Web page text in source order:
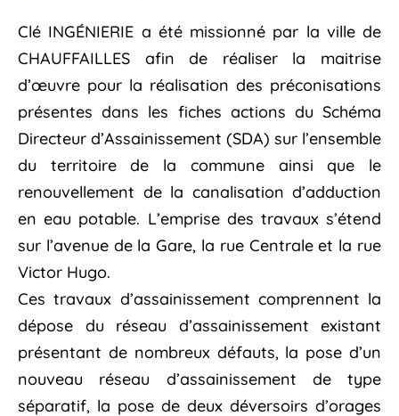
Clé INGÉNIERIE a été missionné par la ville de
CHAUFFAILLES afin de réaliser la maitrise
d’œuvre pour la réalisation des préconisations
présentes dans les fiches actions du Schéma
Directeur d’Assainissement (SDA) sur l’ensemble
du territoire de la commune ainsi que le
renouvellement de la canalisation d’adduction
en eau potable. L’emprise des travaux s’étend
sur l’avenue de la Gare, la rue Centrale et la rue
Victor Hugo.
Ces travaux d’assainissement comprennent la
dépose du réseau d’assainissement existant
présentant de nombreux défauts, la pose d’un
nouveau réseau d’assainissement de type
séparatif, la pose de deux déversoirs d’orages